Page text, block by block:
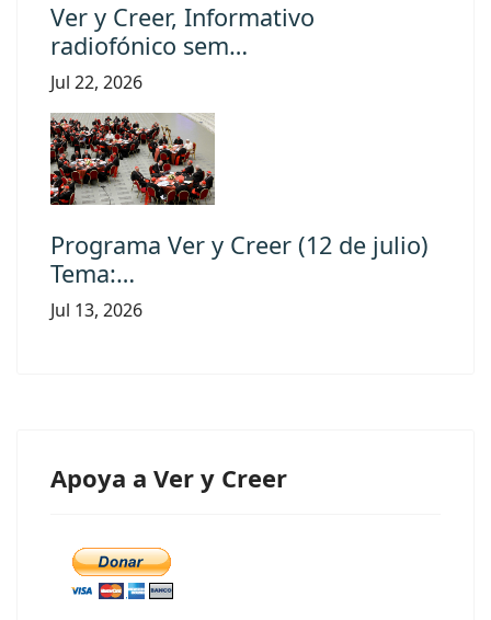
Ver y Creer, Informativo
radiofónico sem…
Jul 22, 2026
Programa Ver y Creer (12 de julio)
Tema:…
Jul 13, 2026
Apoya a Ver y Creer